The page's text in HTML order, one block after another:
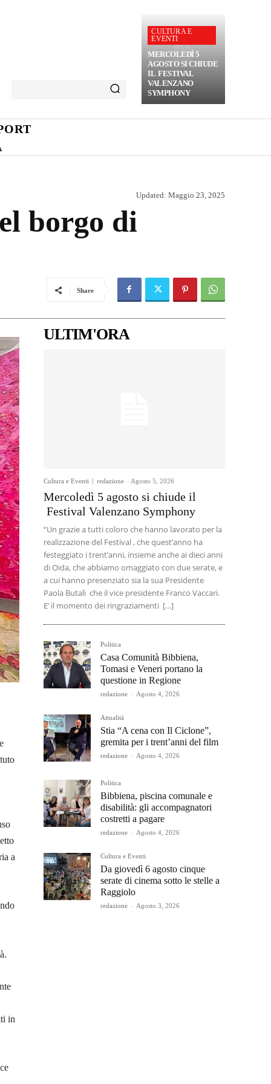
CULTURA E
EVENTI
MERCOLEDÌ 5
AGOSTO SI CHIUDE
IL FESTIVAL
VALENZANO
SYMPHONY
Updated: Maggio 23, 2025
borgo di
Share
a
in
ULTIM'ORA
Cultura e Eventi redazione - Agosto 5, 2026
Mercoledì 5 agosto si chiude il
Festival Valenzano Symphony
“Un grazie a tutti coloro che hanno lavorato per la
realizzazione del Festival , che quest’anno ha
festeggiato i trent’anni, insieme anche ai dieci anni
di Oida, che abbiamo omaggiato con due serate, e
a cui hanno presenziato sia la sua Presidente
Paola Butali che il vice presidente Franco Vaccari.
E’ il momento dei ringraziamenti […]
Politica
Casa Comunità Bibbiena,
Tomasi e Veneri portano la
questione in Regione
redazione - Agosto 4, 2026
Attualità
Stia “A cena con Il Ciclone”,
gremita per i trent’anni del film
redazione - Agosto 4, 2026
Politica
Bibbiena, piscina comunale e
disabilità: gli accompagnatori
costretti a pagare
redazione - Agosto 4, 2026
Cultura e Eventi
Da giovedì 6 agosto cinque
serate di cinema sotto le stelle a
Raggiolo
redazione - Agosto 3, 2026